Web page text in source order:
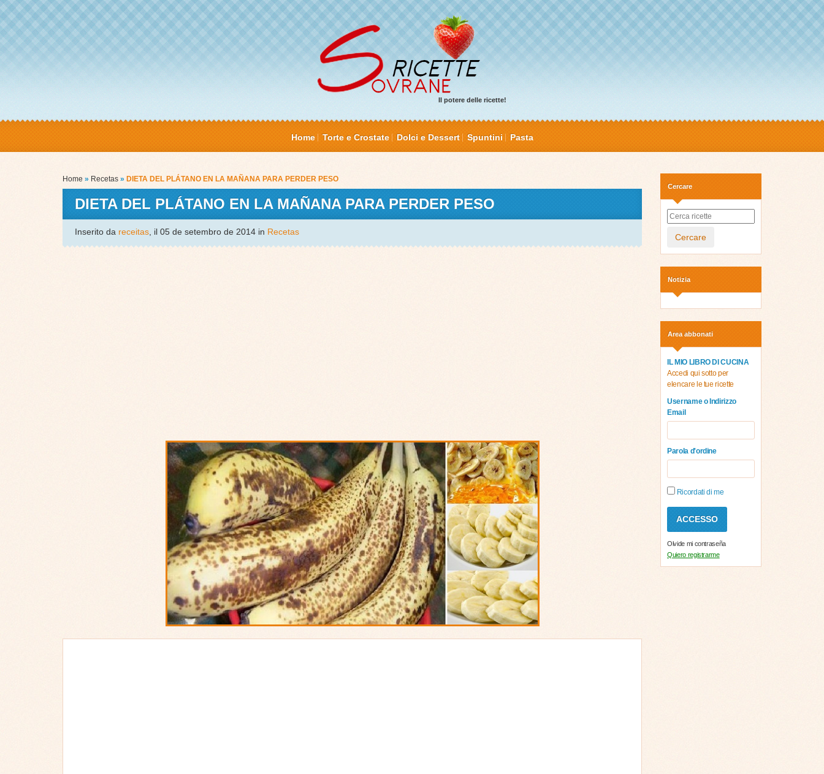
Il potere delle ricette!
Home Torte e Crostate Dolci e Dessert Spuntini Pasta
Home » Recetas » DIETA DEL PLÁTANO EN LA MAÑANA PARA PERDER PESO
DIETA DEL PLÁTANO EN LA MAÑANA PARA PERDER PESO
Inserito da receitas , il 05 de setembro de 2014 in Recetas
Cercare
Cercare
Notizia
Area abbonati
IL MIO LIBRO DI CUCINA
Accedi qui sotto per
elencare le tue ricette
Username o Indirizzo
Email
Parola d'ordine
Ricordati di me
Olvide mi contraseña
Quiero registrarme